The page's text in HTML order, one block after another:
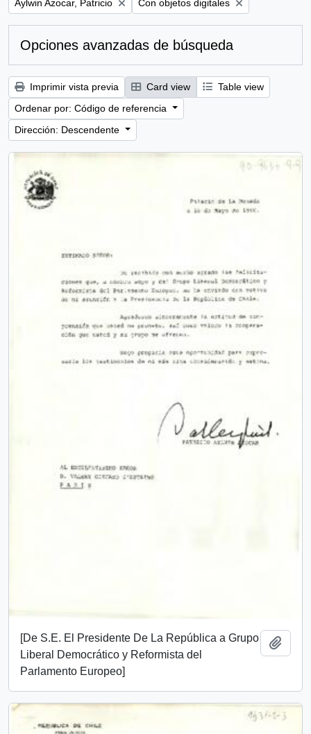
Aylwin Azocar, Patricio Con objetos digitales
Opciones avanzadas de búsqueda
Imprimir vista previa Card view
Table view
Ordenar por: Código de referencia
Dirección: Descendente
[De S.E. El Presidente De La República a Grupo
Liberal Democrático y Reformista del
Parlamento Europeo]